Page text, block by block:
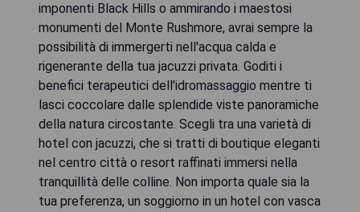
imponenti Black Hills o ammirando i maestosi
monumenti del Monte Rushmore, avrai sempre la
possibilità di immergerti nell'acqua calda e
rigenerante della tua jacuzzi privata. Goditi i
benefici terapeutici dell'idromassaggio mentre ti
lasci coccolare dalle splendide viste panoramiche
della natura circostante. Scegli tra una varietà di
hotel con jacuzzi, che si tratti di boutique eleganti
nel centro città o resort raffinati immersi nella
tranquillità delle colline. Non importa quale sia la
tua preferenza, un soggiorno in un hotel con vasca